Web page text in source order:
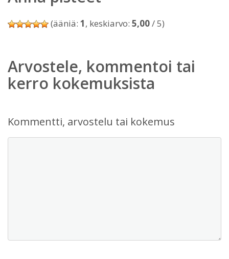
(ääniä: 1, keskiarvo: 5,00/ 5)
Arvostele, kommentoi tai
kerro kokemuksista
Kommentti, arvostelu tai kokemus